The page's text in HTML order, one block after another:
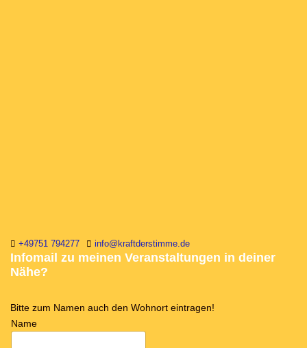
+49751 794277 info@kraftderstimme.de
Infomail zu meinen Veranstaltungen in deiner
Nähe?
Bitte zum Namen auch den Wohnort eintragen!
Name